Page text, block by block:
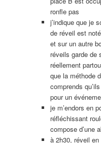
ronfle pas
j’indique que je
de réveil est
et sur un autre
réveils garde de
réellement
que la méthode
comprends
pour un
je m’endors en
réfléchissant
compose d’une
à 2h30, réveil